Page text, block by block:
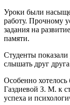
Уроки были
работу. Прочному
задания на
памяти.
Студенты показали
слышать друг
Особенно
Газдиевой З. М. к
успеха и